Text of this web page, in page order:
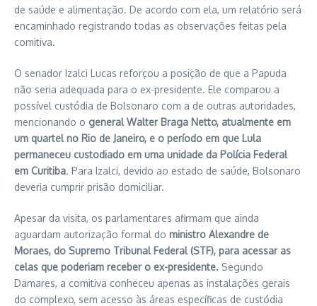
de saúde e alimentação. De acordo com ela, um relatório será
encaminhado registrando todas as observações feitas pela
comitiva.
O senador Izalci Lucas reforçou a posição de que a Papuda
não seria adequada para o ex-presidente. Ele comparou a
possível custódia de Bolsonaro com a de outras autoridades,
mencionando o general Walter Braga Netto, atualmente em
um quartel no Rio de Janeiro, e o período em que Lula
permaneceu custodiado em uma unidade da Polícia Federal
em Curitiba. Para Izalci, devido ao estado de saúde, Bolsonaro
deveria cumprir prisão domiciliar.
Apesar da visita, os parlamentares afirmam que ainda
aguardam autorização formal do ministro Alexandre de
Moraes, do Supremo Tribunal Federal (STF), para acessar as
celas que poderiam receber o ex-presidente. Segundo
Damares, a comitiva conheceu apenas as instalações gerais
do complexo, sem acesso às áreas específicas de custódia